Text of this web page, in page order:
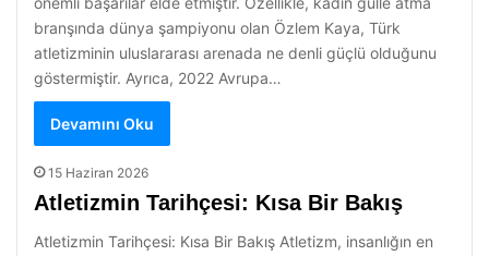
branşında dünya şampiyonu olan Özlem Kaya, Türk
atletizminin uluslararası arenada ne denli güçlü olduğunu
göstermiştir. Ayrıca, 2022 Avrupa…
Devamını Oku
15 Haziran 2026
Atletizmin Tarihçesi: Kısa Bir Bakış
Atletizmin Tarihçesi: Kısa Bir Bakış Atletizm, insanlığın en